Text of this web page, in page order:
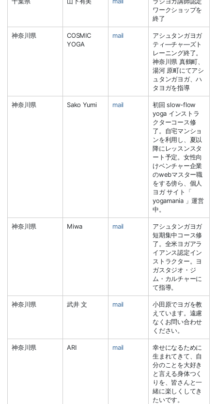
ワークショップを
終了
神奈川県
COSMIC
YOGA
mail
アシュタンガヨガ
ティ―チャ―ズト
レーニング終了。
神奈川県 真鶴町、
湯河 原町にてアシ
ュタンガヨガ、ハ
タヨガを指導
神奈川県 Sako Yumi mail
初回 slow-flow
yoga インストラ
クターコース修
了。自宅マンショ
ンを利用し、夏以
降にレッスンスタ
ート予定。女性向
けベンチャー企業
のwebマスター職
をする傍ら、個人
ヨガ サイト「
yogamania 」運営
中。
神奈川県 Miwa mail
アシュタンガヨガ
短期集中コース修
了。全米ヨガアラ
イアンス認定イン
ストラクター。ヨ
ガスタジオ・ジ
ム・カルチャーに
て指導。
神奈川県 武井 文 mail
小田原でヨガを教
えています。遠慮
なくお問い合わせ
ください。
神奈川県 ARI mail
幸せになるために
生まれてきて、自
分のことを大好き
と言える身体つく
りを、皆さんと一
緒に楽しくしてき
たいです。